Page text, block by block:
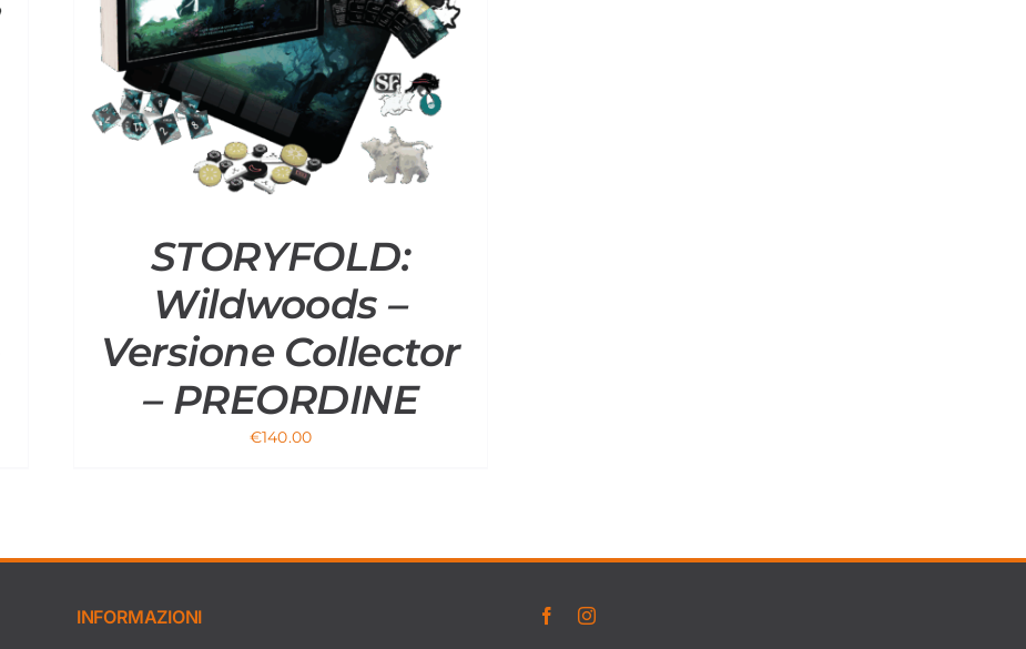
STORYFOLD:
Wildwoods –
Versione Collector
– PREORDINE
€140.00
INFORMAZIONI